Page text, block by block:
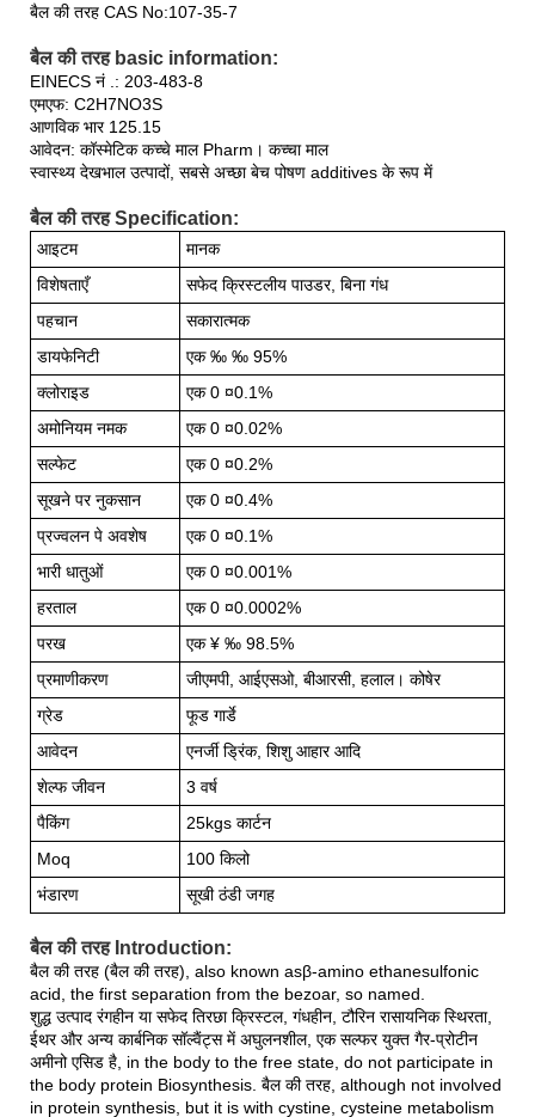
बैल की तरह CAS No:107-35-7
बैल की तरह basic information:
EINECS नं .: 203-483-8
एमएफ: C2H7NO3S
आणविक भार 125.15
आवेदन: कॉस्मेटिक कच्चे माल Pharm। कच्चा माल
स्वास्थ्य देखभाल उत्पादों, सबसे अच्छा बेच पोषण additives के रूप में
बैल की तरह Specification:
आइटम
मानक
विशेषताएँ
सफेद क्रिस्टलीय पाउडर, बिना गंध
पहचान
सकारात्मक
डायफेनिटी
एक ‰ ‰ 95%
क्लोराइड
एक 0 ¤0.1%
अमोनियम नमक
एक 0 ¤0.02%
सल्फेट
एक 0 ¤0.2%
सूखने पर नुकसान
एक 0 ¤0.4%
प्रज्वलन पे अवशेष
एक 0 ¤0.1%
भारी धातुओं
एक 0 ¤0.001%
हरताल
एक 0 ¤0.0002%
परख
एक ¥ ‰ 98.5%
प्रमाणीकरण
जीएमपी, आईएसओ, बीआरसी, हलाल। कोषेर
ग्रेड
फूड गार्डे
आवेदन
एनर्जी ड्रिंक, शिशु आहार आदि
शेल्फ जीवन
3 वर्ष
पैकिंग
25kgs कार्टन
Moq
100 किलो
भंडारण
सूखी ठंडी जगह
बैल की तरह Introduction:
बैल की तरह (बैल की तरह), also known asβ-amino ethanesulfonic
acid, the first separation from the bezoar, so named.
शुद्ध उत्पाद रंगहीन या सफेद तिरछा क्रिस्टल, गंधहीन, टौरिन रासायनिक स्थिरता,
ईथर और अन्य कार्बनिक सॉल्वैंट्स में अघुलनशील, एक सल्फर युक्त गैर-प्रोटीन
अमीनो एसिड है, in the body to the free state, do not participate in
the body protein Biosynthesis. बैल की तरह, although not involved
in protein synthesis, but it is with cystine, cysteine metabolism